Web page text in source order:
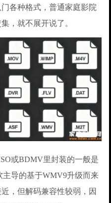
各种格式，普通家庭影院
，就不展开说了。
或BDMV里封装的一般是
主导的基于WMV9升级而来
，但解码兼容性较弱，因